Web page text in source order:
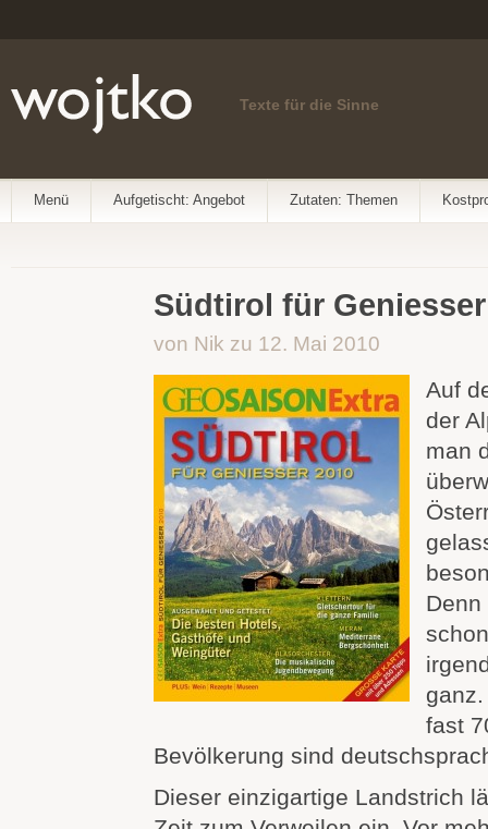
Texte für die Sinne
Menü Aufgetischt: Angebot Zutaten: Themen
Südtirol für Geniesser
von Nik zu 12. Mai 2010
Auf
der
man
fast
Bevölkerung sind
Dieser einzigartige Landstrich